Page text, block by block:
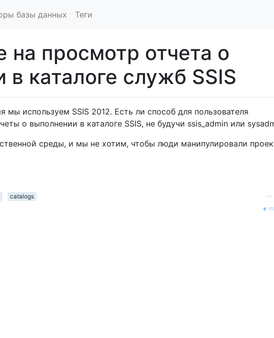
базы данных Теги
на просмотр отчета о
в каталоге служб SSIS
мы используем SSIS 2012. Есть ли способ для пользователя
о выполнении в каталоге SSIS, не будучи ssis_admin или
среды, и мы не хотим, чтобы люди манипулировали
catalogs —